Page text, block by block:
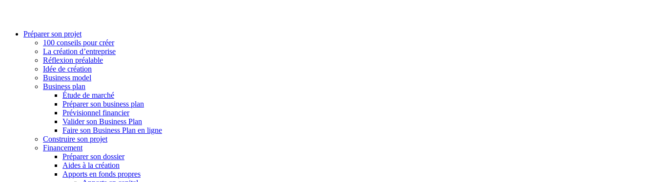
Préparer son projet
100 conseils pour créer
La création d’entreprise
Réflexion préalable
Idée de création
Business model
Business plan
Étude de marché
Préparer son business plan
Prévisionnel financier
Valider son Business Plan
Faire son Business Plan en ligne
Construire son projet
Financement
Préparer son dossier
Aides à la création
Apports en fonds propres